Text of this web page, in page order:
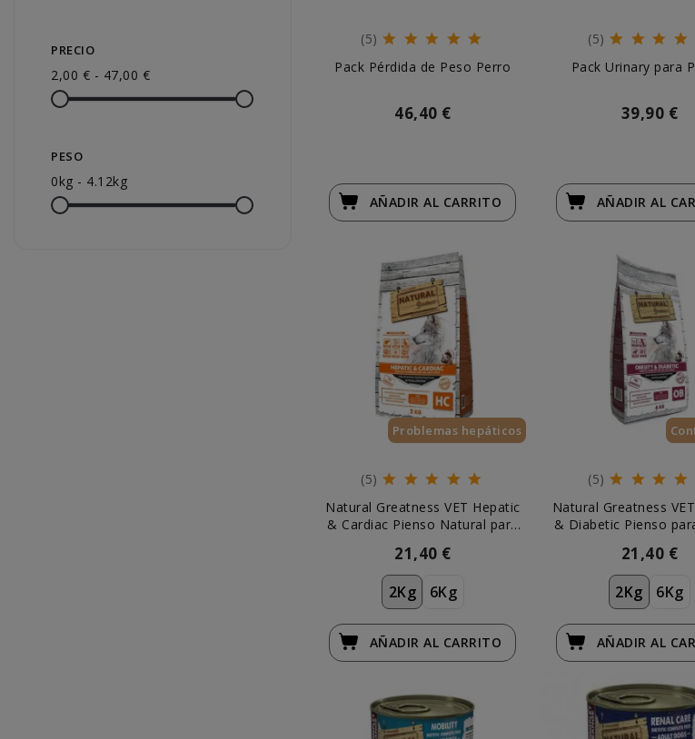
PRECIO
2,00 € - 47,00 €
PESO
0kg - 4.12kg
(5)
Pack Pérdida de Peso Perro
46,40 €
AÑADIRAL CARRITO
(5)
Pack Urinary para
39,90 €
AÑADIR AL
Problemas hepáticos
(5)
Natural Greatness VET Hepatic
& Cardiac Pienso Natural para
21,40 €
2Kg 6Kg
AÑADIRAL CARRITO
(5)
Natural Greatness
& Diabetic Pienso
21,40 €
2Kg 6Kg
AÑADIR AL